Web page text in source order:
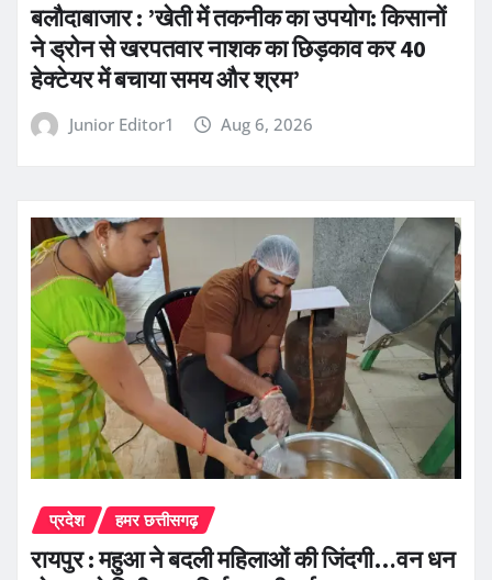
बलौदाबाजार : ’खेती में तकनीक का उपयोग: किसानों
ने ड्रोन से खरपतवार नाशक का छिड़काव कर 40
हेक्टेयर में बचाया समय और श्रम’
Junior Editor1 Aug 6, 2026
प्रदेश हमर छत्तीसगढ़
रायपुर : महुआ ने बदली महिलाओं की जिंदगी…वन धन